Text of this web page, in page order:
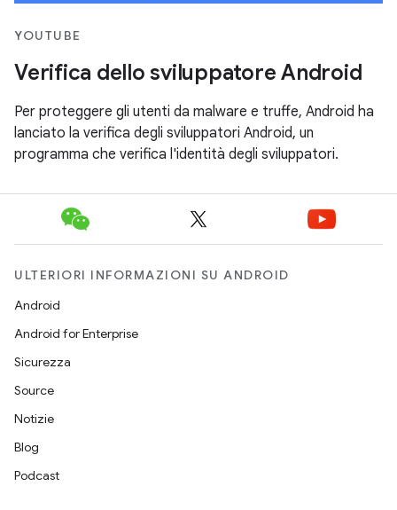
YOUTUBE
Verifica dello sviluppatore Android
Per proteggere gli utenti da malware e truffe, Android ha
lanciato la verifica degli sviluppatori Android, un
programma che verifica l'identità degli sviluppatori.
ULTERIORI INFORMAZIONI SU ANDROID
Android
Android for Enterprise
Sicurezza
Source
Notizie
Blog
Podcast